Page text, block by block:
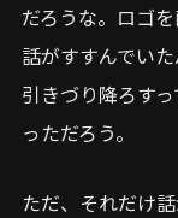
だろうな。ロゴ
話がすすんでい
引きづり降ろす
っただろう。
ただ、それだけ